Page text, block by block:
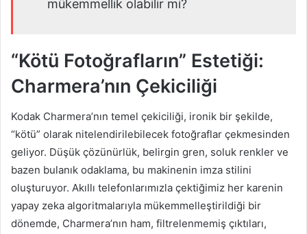
mükemmellik olabilir mi?
“Kötü Fotoğrafların” Estetiği:
Charmera’nın Çekiciliği
Kodak Charmera’nın temel çekiciliği, ironik bir şekilde,
“kötü” olarak nitelendirilebilecek fotoğraflar çekmesinden
geliyor. Düşük çözünürlük, belirgin gren, soluk renkler ve
bazen bulanık odaklama, bu makinenin imza stilini
oluşturuyor. Akıllı telefonlarımızla çektiğimiz her karenin
yapay zeka algoritmalarıyla mükemmelleştirildiği bir
dönemde, Charmera’nın ham, filtrelenmemiş çıktıları,